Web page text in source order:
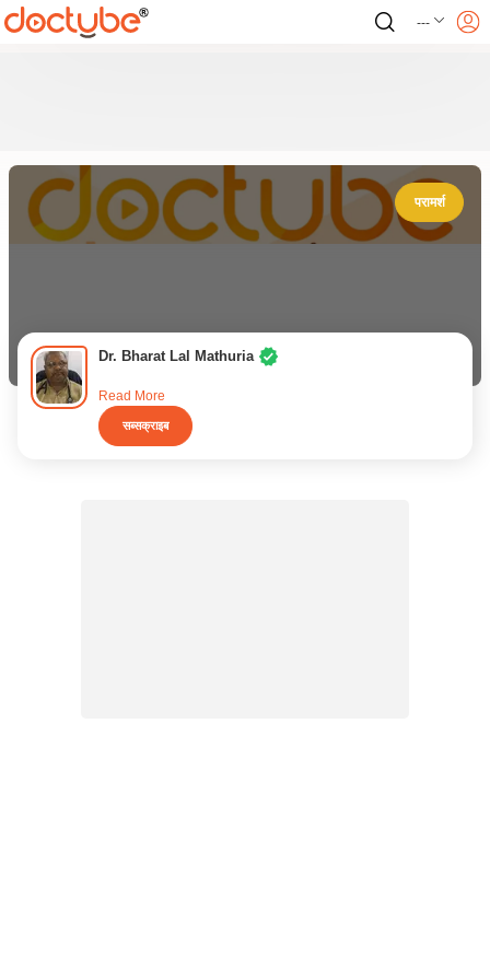
---
परामर्श
Dr. Bharat Lal Mathuria
Read More
सब्सक्राइब